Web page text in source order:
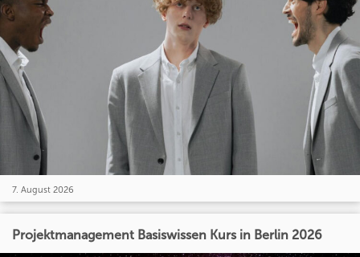
7. August 2026
Projektmanagement Basiswissen Kurs in Berlin 2026